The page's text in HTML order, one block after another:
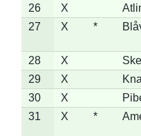
26
X
27
X *
28 X
29
X
30
X
31
X *